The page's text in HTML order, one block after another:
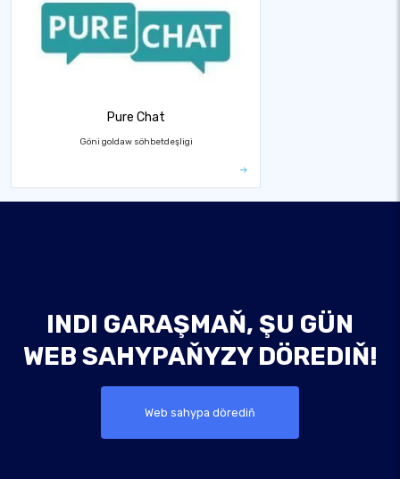
Pure Chat
Göni goldaw söhbetdeşligi
INDI GARAŞMAŇ, ŞU GÜN
WEB SAHYPAŇYZY DÖREDIŇ!
Web sahypa dörediň